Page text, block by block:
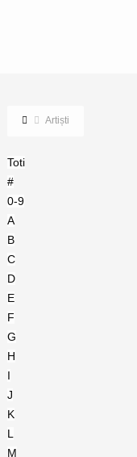
Artiști
Toti
#
0-9
A
B
C
D
E
F
G
H
I
J
K
L
M